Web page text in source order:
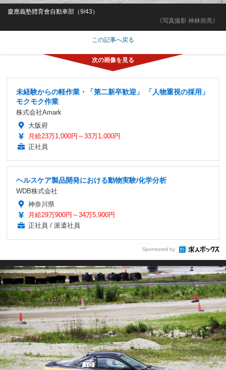
《写真撮影 神林崇亮》
慶應義塾體育會自動車部（9/43）
この記事へ戻る
未経験からの軽作業・「第二新卒歓迎」 「人物重視の採用」
モクモク作業
株式会社Amark
大阪府
月給23万1,000円～33万1,000円
正社員
ヘルスケア製品開発における動物実験/化学分析
WDB株式会社
神奈川県
月給29万900円～34万5,900円
正社員 / 派遣社員
Sponsored by